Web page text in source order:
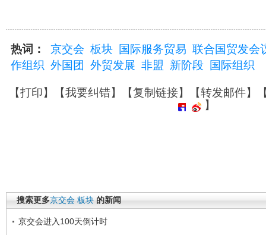
热词： 京交会 板块 国际服务贸易 联合国贸发会
作组织 外国团 外贸发展 非盟 新阶段 国际组织
【打印】【我要纠错】【复制链接】【转发邮件】
】
搜索更多京交会 板块 的新闻
京交会进入100天倒计时